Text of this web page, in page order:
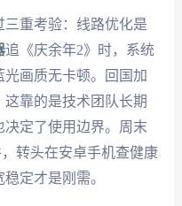
重考验：线路优化是
追《庆余年2》时，系统
画质无卡顿。回国加
靠的是技术团队长期
定了使用边界。周末
转头在安卓手机查健康
定才是刚需。